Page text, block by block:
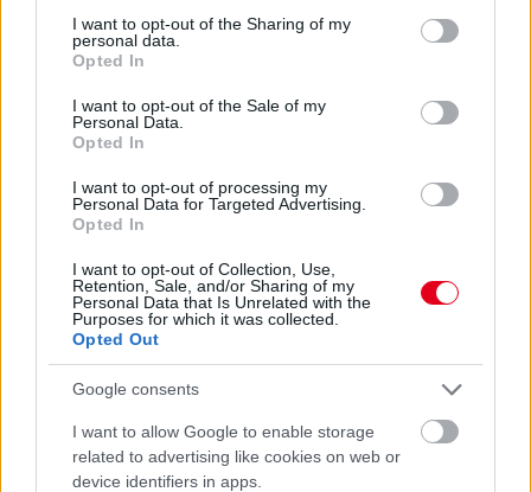
not limited to your visit or usage behaviour. You may click to
grant or deny consent to Google and its third-party tags to
use your data for below specified purposes in below Google
consent section.
I want to opt-out of the Sharing of my
personal data.
Opted In
I want to opt-out of the Sale of my
Personal Data.
Opted In
I want to opt-out of processing my
Personal Data for Targeted Advertising.
Opted In
I want to opt-out of Collection, Use,
Retention, Sale, and/or Sharing of my
Personal Data that Is Unrelated with the
Purposes for which it was collected.
Opted Out
Google consents
I want to allow Google to enable storage
related to advertising like cookies on web or
device identifiers in apps.
McLarennél, nem borítaná fel Verstappenért
Megvan, mikor kezdődik az F1-es Bahreini Nagydíj
Malajziában